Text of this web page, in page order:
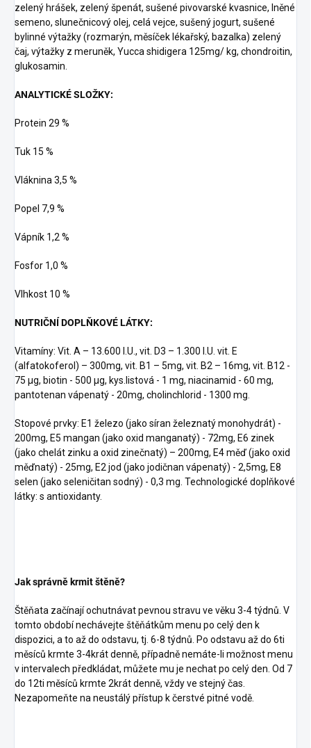
zelený hrášek, zelený špenát, sušené pivovarské kvasnice, lněné
semeno, slunečnicový olej, celá vejce, sušený jogurt, sušené
bylinné výtažky (rozmarýn, měsíček lékařský, bazalka) zelený
čaj, výtažky z meruněk, Yucca shidigera 125mg/ kg, chondroitin,
glukosamin.
ANALYTICKÉ SLOŽKY:
Protein 29 %
Tuk 15 %
Vláknina 3,5 %
Popel 7,9 %
Vápník 1,2 %
Fosfor 1,0 %
Vlhkost 10 %
NUTRIČNÍ DOPLŇKOVÉ LÁTKY:
Vitamíny: Vit. A – 13.600 I.U., vit. D3 – 1.300 I.U. vit. E
(alfatokoferol) – 300mg, vit. B1 – 5mg, vit. B2 – 16mg, vit. B12 -
75 µg, biotin - 500 µg, kys.listová - 1 mg, niacinamid - 60 mg,
pantotenan vápenatý - 20mg, cholinchlorid - 1300 mg.
Stopové prvky: E1 železo (jako síran železnatý monohydrát) -
200mg, E5 mangan (jako oxid manganatý) - 72mg, E6 zinek
(jako chelát zinku a oxid zinečnatý) – 200mg, E4 měď (jako oxid
měďnatý) - 25mg, E2 jod (jako jodičnan vápenatý) - 2,5mg, E8
selen (jako seleničitan sodný) - 0,3 mg. Technologické doplňkové
látky: s antioxidanty.
Jak správně krmit štěně?
Štěňata začínají ochutnávat pevnou stravu ve věku 3-4 týdnů. V
tomto období nechávejte štěňátkům menu po celý den k
dispozici, a to až do odstavu, tj. 6-8 týdnů. Po odstavu až do 6ti
měsíců krmte 3-4krát denně, případně nemáte-li možnost menu
v intervalech předkládat, můžete mu je nechat po celý den. Od 7
do 12ti měsíců krmte 2krát denně, vždy ve stejný čas.
Nezapomeňte na neustálý přístup k čerstvé pitné vodě.